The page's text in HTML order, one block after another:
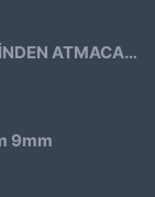
EMEKLİ EMNİYET GÖREVLİSİNDEN ATMACA 53 KLASİK14
9mm